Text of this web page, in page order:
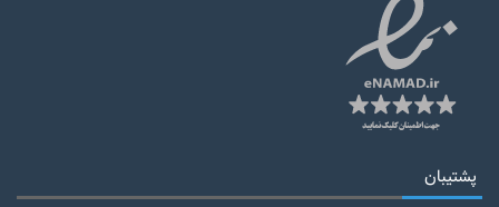
پشتیبان